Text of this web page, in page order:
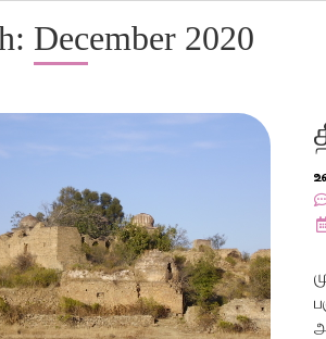
December 2020